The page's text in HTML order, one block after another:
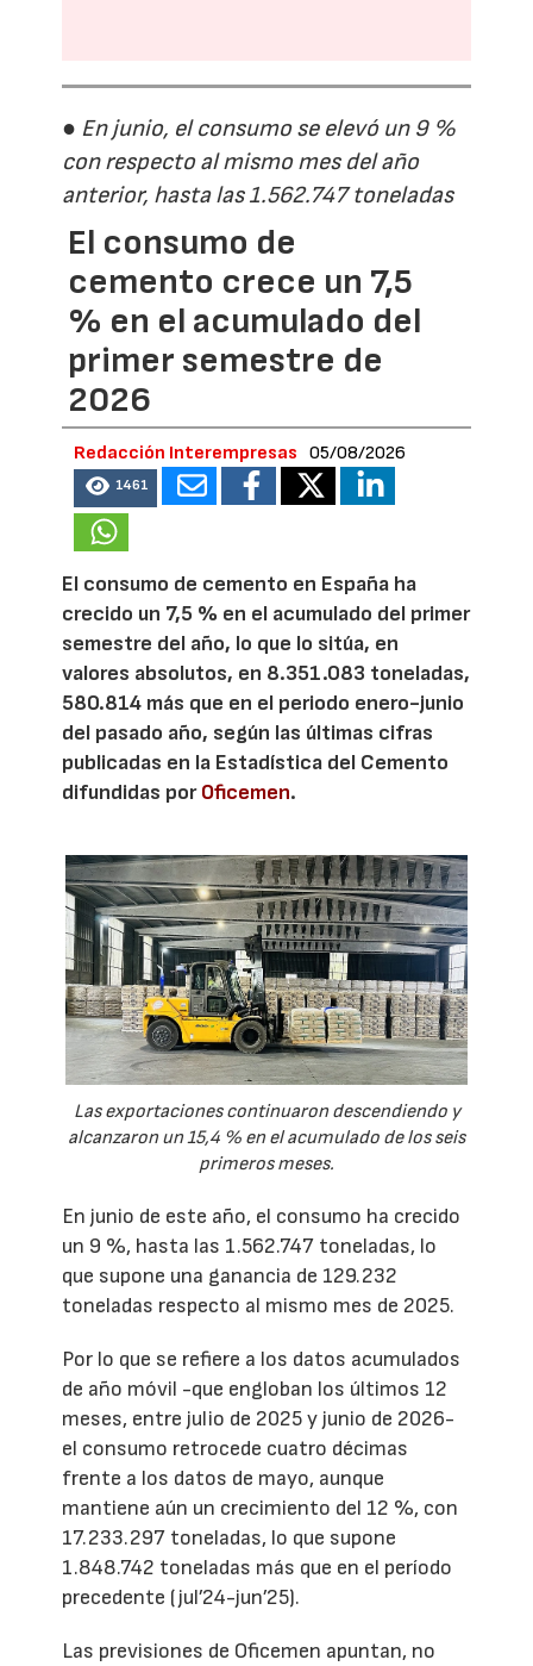
● En junio, el consumo se elevó un 9 %
con respecto al mismo mes del año
anterior, hasta las 1.562.747 toneladas
El consumo de
cemento crece un 7,5
% en el acumulado del
primer semestre de
2026
Redacción Interempresas 05/08/2026
1461
El consumo de cemento en España ha
crecido un 7,5 % en el acumulado del primer
semestre del año, lo que lo sitúa, en
valores absolutos, en 8.351.083 toneladas,
580.814 más que en el periodo enero-junio
del pasado año, según las últimas cifras
publicadas en la Estadística del Cemento
difundidas porOficemen.
Las exportaciones continuaron descendiendo y
alcanzaron un 15,4 % en el acumulado de los seis
primeros meses.
En junio de este año, el consumo ha crecido
un 9 %, hasta las 1.562.747 toneladas, lo
que supone una ganancia de 129.232
toneladas respecto al mismo mes de 2025.
Por lo que se refiere a los datos acumulados
de año móvil -que engloban los últimos 12
meses, entre julio de 2025 y junio de 2026-
el consumo retrocede cuatro décimas
frente a los datos de mayo, aunque
mantiene aún un crecimiento del 12 %, con
17.233.297 toneladas, lo que supone
1.848.742 toneladas más que en el período
precedente (jul’24-jun’25).
Las previsiones de Oficemen apuntan, no